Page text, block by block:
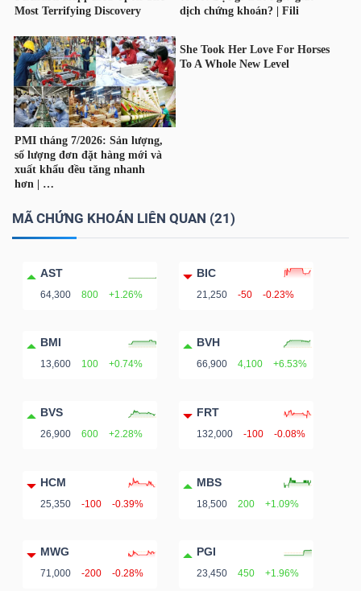
MÃ CHỨNG KHOÁN LIÊN QUAN (21)
AST
64,300 800 +1.26%
BIC
21,250 -50 -0.23%
BMI
13,600 100 +0.74%
BVH
66,900 4,100 +6.53%
BVS
26,900 600 +2.28%
FRT
132,000 -100 -0.08%
HCM
25,350 -100 -0.39%
MBS
18,500 200 +1.09%
MWG
71,000 -200 -0.28%
PGI
23,450 450 +1.96%
đầu
tư
Truyền
thông
tài
tài
chính